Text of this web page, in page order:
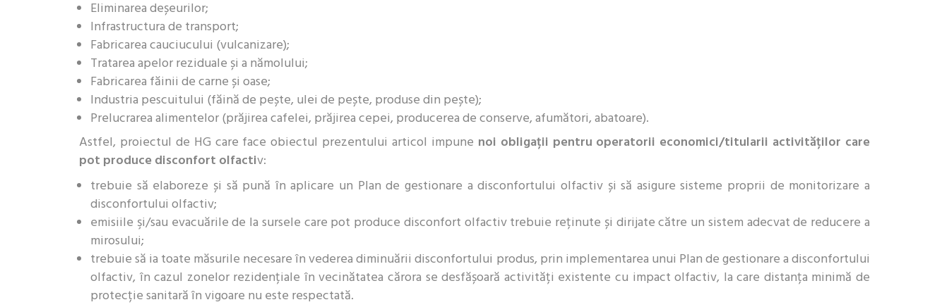
Eliminarea deșeurilor;
Infrastructura de transport;
Fabricarea cauciucului (vulcanizare);
Tratarea apelor reziduale și a nămolului;
Fabricarea făinii de carne și oase;
Industria pescuitului (făină de pește, ulei de pește, produse din pește);
Prelucrarea alimentelor (prăjirea cafelei, prăjirea cepei, producerea de conserve, afumători, abatoare).
Astfel, proiectul de HG care face obiectul prezentului articol impune noi obligații pentru operatorii economici/titularii activităților care
pot produce disconfort olfactiv:
trebuie să elaboreze și să pună în aplicare un Plan de gestionare a disconfortului olfactiv și să asigure sisteme proprii de monitorizare a
disconfortului olfactiv;
emisiile şi/sau evacuările de la sursele care pot produce disconfort olfactiv trebuie reținute și dirijate către un sistem adecvat de reducere a
mirosului;
trebuie să ia toate măsurile necesare în vederea diminuării disconfortului produs, prin implementarea unui Plan de gestionare a disconfortului
olfactiv, în cazul zonelor rezidențiale în vecinătatea cărora se desfășoară activități existente cu impact olfactiv, la care distanța minimă de
protecție sanitară în vigoare nu este respectată.